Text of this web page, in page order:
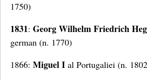
1750)
1831: Georg Wilhelm Friedrich
german (n. 1770)
1866: Miguel I al Portugaliei (n.